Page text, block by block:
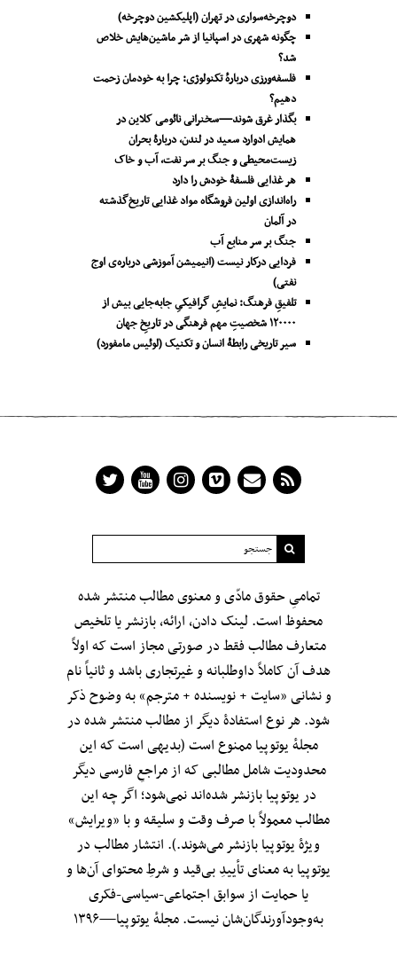
دوچرخه‌سواری در تهران (اپلیکشین دوچرخه)
چگونه شهری در اسپانیا از شر ماشین‌هایش خلاص
شد؟
فلسفه‌ورزی دربارهٔ تکنولوژی: چرا به خودمان زحمت
دهیم؟
بگذار غرق شوند—سخنرانی نائومی کلاین در
همایش ادوارد سعید در لندن، دربارۀ بحران
زیست‌محیطی و جنگ بر سر نفت، آب و خاک
هر غذایی فلسفۀ خودش را دارد
راه‌اندازی اولین فروشگاه مواد غذایی تاریخ‌گذشته
در آلمان
جنگ بر سر منابع آب
فردایی درکار نیست (انیمیشن آموزشی درباره‌ی اوج
نفتی)
تلفیقِ فرهنگ: نمایشِ گرافیکیِ جا‌به‌جایی بیش از
۱۲۰۰۰۰ شخصیتِ مهم فرهنگی در تاریخِ جهان
سیر تاریخی رابطۀ انسان و تکنیک (لوئیس مامفورد)
تمامیِ حقوق مادّی و معنوی مطالب منتشر شده
محفوظ است. لینک دادن، ارائه، بازنشر یا تلخیص
متعارف مطالب فقط در صورتی مجاز است که اولاً
هدف آن کاملاً داوطلبانه و غیرتجاری باشد و ثانیاً نام
و نشانی «سایت + نویسنده + مترجم» به وضوح ذکر
شود. هر نوع استفادهٔ دیگر از مطالب منتشر شده در
مجلهٔ یوتوپیا ممنوع است (بدیهی است که این
محدودیت شامل مطالبی که از مراجعِ فارسی دیگر
در یوتوپیا بازنشر شده‌اند نمی‌شود؛ اگر چه این
مطالب معمولاً با صرف وقت و سلیقه و با «ویرایش»
ویژهٔ یوتوپیا بازنشر می‌شوند.). انتشار مطالب در
یوتوپیا به معنای تأییدِ بی‌قید‌ و شرطِ محتوای آن‌ها و
یا حمایت از سوابق اجتماعی-سیاسی-فکری
به‌وجودآورندگان‌شان نیست. مجلهٔ یوتوپیا—۱۳۹۶